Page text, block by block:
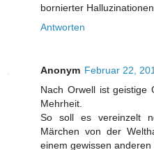
bornierter Halluzinationen.
Antworten
Anonym Februar 22,
Nach Orwell ist geistige
Mehrheit.
So soll es vereinzelt
Märchen von der
einem gewissen